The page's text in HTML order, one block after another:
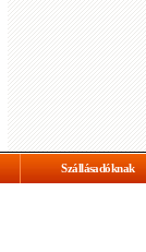
Szállásadóknak